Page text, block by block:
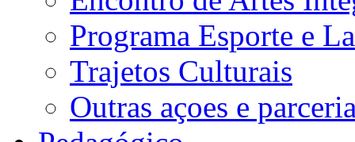
Programa Esporte e
Trajetos Culturais
Outras açoes e